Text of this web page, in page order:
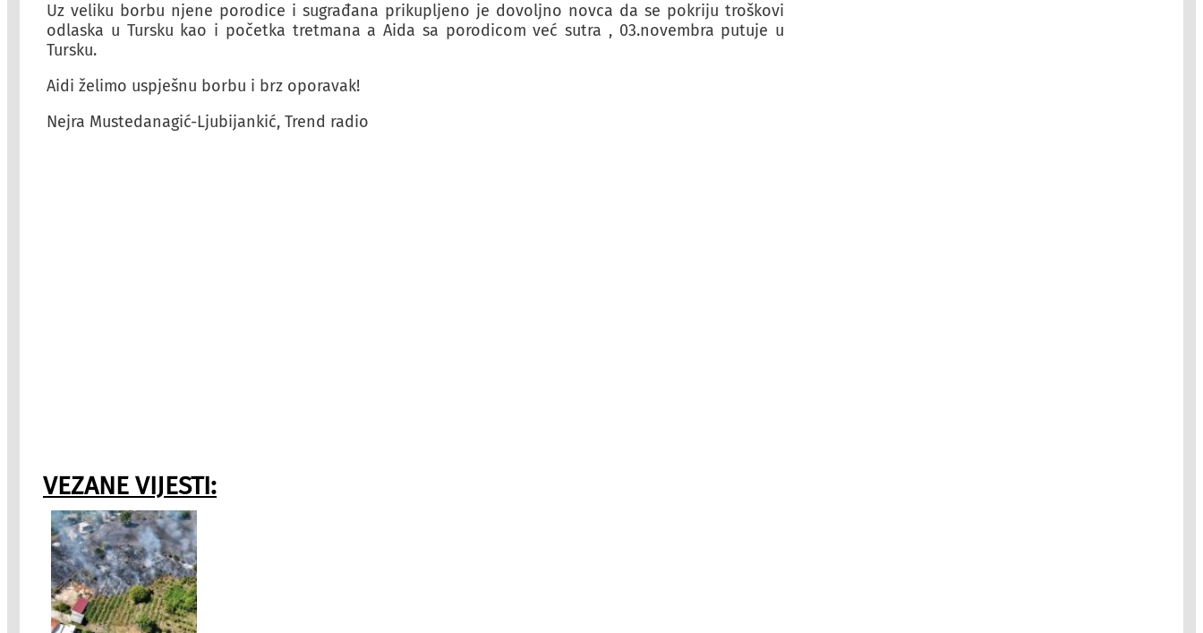
Uz veliku borbu njene porodice i sugrađana prikupljeno je dovoljno novca da se pokriju troškovi
odlaska u Tursku kao i početka tretmana a Aida sa porodicom već sutra , 03.novembra putuje u
Tursku.
Aidi želimo uspješnu borbu i brz oporavak!
Nejra Mustedanagić-Ljubijankić, Trend radio
VEZANE VIJESTI: